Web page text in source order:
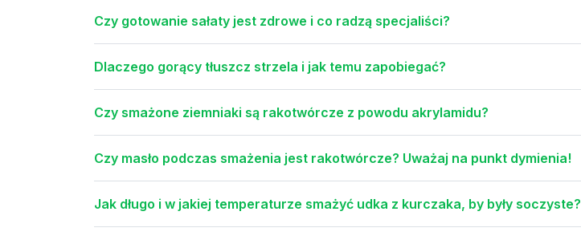
Czy gotowanie sałaty jest zdrowe i co radzą specjaliści?
Dlaczego gorący tłuszcz strzela i jak temu zapobiegać?
Czy smażone ziemniaki są rakotwórcze z powodu akrylamidu?
Czy masło podczas smażenia jest rakotwórcze? Uważaj na punkt dymienia!
Jak długo i w jakiej temperaturze smażyć udka z kurczaka, by były soczyste?